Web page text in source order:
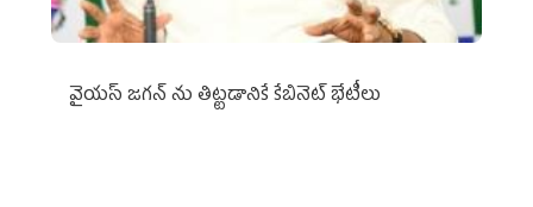
వైయ‌స్ జగన్‌ ను తిట్టడానికే కేబినెట్‌ భేటీలు